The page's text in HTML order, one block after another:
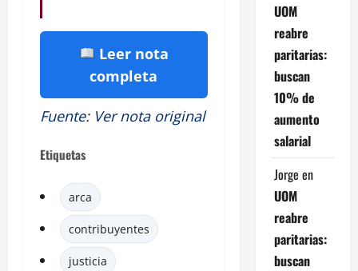
Leer nota
completa
Fuente: Ver nota original
Etiquetas
arca
contribuyentes
justicia
UOM
reabre
paritarias:
buscan
10% de
aumento
salarial
Jorge en
UOM
reabre
paritarias:
buscan